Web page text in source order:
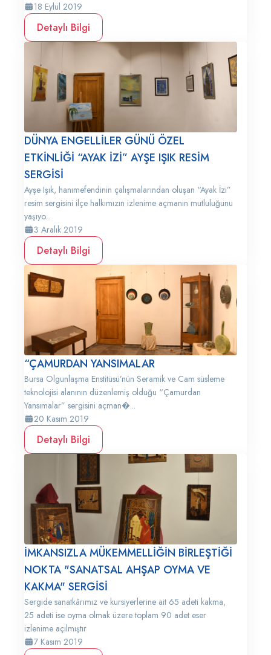
18 Eylül 2019
Detaylı Bilgi
DÜNYA ENGELLİLER GÜNÜ ÖZEL
ETKİNLİĞİ “AYAK İZİ” AYŞE IŞIK RESİM
SERGİSİ
Ayşe Işık, hanımefendinin çalışmalarından oluşan “Ayak İzi”
resim sergisini ilçe halkımızın izlenime açmanın mutluluğunu
yaşıyo...
3 Aralık 2019
Detaylı Bilgi
“ÇAMURDAN YANSIMALAR
Bursa Olgunlaşma Enstitüsü’nün Seramik ve Cam süsleme
teknolojisi alanının düzenlemiş olduğu “Çamurdan
Yansımalar” sergisini açman�...
20 Kasım 2019
Detaylı Bilgi
İMKANSIZLA MÜKEMMELLİĞİN BİRLEŞTİĞİ
NOKTA "SANATSAL AHŞAP OYMA VE
KAKMA" SERGİSİ
Sergide sanatkârımız ve kursiyerlerine ait 65 adeti kakma,
25 adeti ise oyma olmak üzere toplam 90 adet eser
izlenime açılmıştır
7 Kasım 2019